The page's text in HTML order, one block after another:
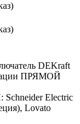
DEKraft
ПРЯМОЙ
Electric
Lovato